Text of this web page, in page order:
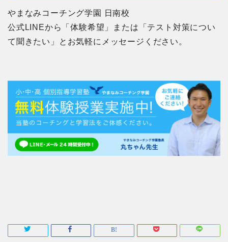
やまなみコーチング学園 日南校
公式LINEから「体験希望」または「テスト対策につい
て聞きたい」とお気軽にメッセージください。